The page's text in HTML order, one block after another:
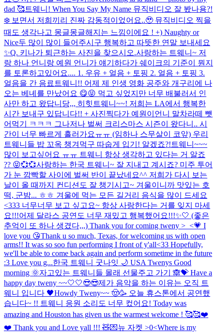
dad 🥰트웨니! When You Say My Name 뮤직비디오 잘 봤나용?!
❄️ 보면서 저희끼리 진짜 감동적이었어요..🥹 뮤직비디오 찍을
때도 생각나고 몽글몽글해지는 느낌이에요 ! +) Naughty or
Nice두 많이 많이 들어주시구 행복하고 따뜻한 연말 보내세요
✨Q. 키나가 퇴근하는 사진을 찾으시오.사랑하는 트웨니~ 저
랑 하나 언니랑 예원 언니가 얘기하다가 쉐이크의 기준이 뭔지
를 토론하고있어요.... 1. 우유 + 얼음 + 토핑 2. 얼음 + 토핑 3.
얼음을 간 음료 트웨니!! 어제 제 인생 영화 공주와 개구리에 나
오는 베녜를 만났어요 😋😝 먹고 싶었지만 너무 배불러서 인
사만 하고 왔답니당,,, 히힛 트웨니~~! 저희는 LA에서 행복한
시간 보내구 있답니다!! + 사진찍다가 예원이언니 말차라떼 뺏
어먹기 ㅋㅋㅋ 그나저나 벌써 크리스마스 시즌이 왔다니.. 시
간이 너무 빠르게 흘러가요ㅠㅠ (임하나 스무살이 코앞) 우리
트웨니들 밥 꼬옥 챙겨먹구 따숩게 입기! 알겠죠?! 트웨니~~~
많이 보고싶어요 ㅠㅠ 트웨니 항상 생각하고 있다는 거 알죠
?? 😝💞💞사랑하는 한국 트웨니~ 잘 지내고 계시죠? 미주 투어
가 눈 깜빡할 사이에 벌써 반이 끝났네요^^ 저희가 다시 보는
날이 올 때까지 컨디션도 잘 챙기시고~ 겨울이니까 맛있는 호
떡, 군밤... ㅎㅎ 겨울에 먹는 모든 길거리 음식을 많이 드세요
<333 너무너무 보고 싶고요~ 항상 사랑한다는 거를 잊지 마세
요!!!어제 달라스 공연도 너무 재밌고 행복했어요!!!✨🤍 (좋은
추억이 또 하나 생겼다,,,) Thank you for coming tweny >_<💗 I
love you 😘Thank u so much, Texas, for welcoming us with open
arms!! It was so soo fun performing I front of y'all<33 Hopefully,
we'll be able to come back again and perform sometime in the future
:3 Love you g...한국 트웨니 굿나잇 🌙 USA Twenys Good
morning 🌞자고있는 트웨니들 몰래 선물주고 가기 🙈💝 Have a
happy day tweny ~~🤍🤍😎😎제가 음악을 하는 이유는 오직 트
웨니 입니다 🖤Howdy Tweny~~ 🤠🥳 오늘 휴스톤에서 공연했
습니다~ !! 트웨니 응원 소리도 너무 컸어요! Today was
amazing and Houston has given us the warmest welcome ! 🥰🥰❤️
❤️ Thank you and Love yall !!! 🧸💌뉴 자켓 >0<Where is my